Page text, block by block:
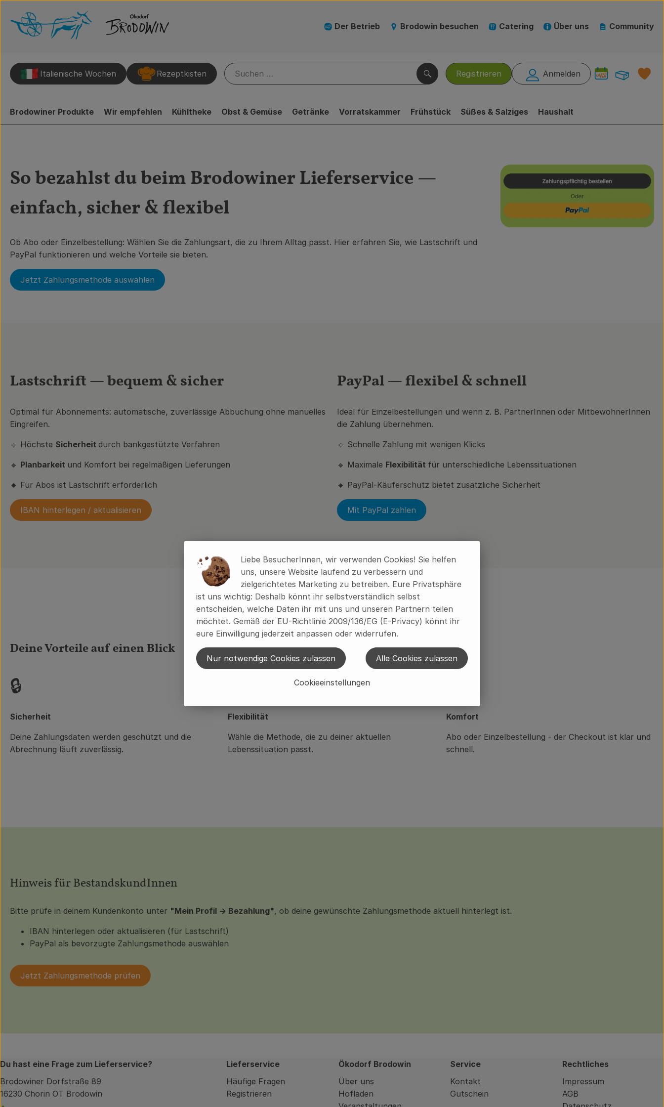
Der Betrieb Brodowin besuchen Catering Über uns Community
Registrieren Anmelden
Suchen
Italienische Wochen Rezeptkisten
Brodowiner Produkte Wir empfehlen Kühltheke Obst & Gemüse Getränke Vorratskammer Frühstück Süßes & Salziges Haushalt
So bezahlst du beim Brodowiner Lieferservice —
einfach, sicher & flexibel
Ob Abo oder Einzelbestellung: Wählen Sie die Zahlungsart, die zu Ihrem Alltag passt. Hier erfahren Sie, wie Lastschrift und
PayPal funktionieren und welche Vorteile sie bieten.
Jetzt Zahlungsmethode auswählen
Lastschrift — bequem & sicher
Optimal für Abonnements: automatische, zuverlässige Abbuchung ohne manuelles
Eingreifen.
🔸 Höchste Sicherheit durch bankgestützte Verfahren
🔸 Planbarkeit und Komfort bei regelmäßigen Lieferungen
🔸 Für Abos ist Lastschrift erforderlich
IBAN hinterlegen / aktualisieren
PayPal — flexibel & schnell
Ideal für Einzelbestellungen und wenn z. B. PartnerInnen oder MitbewohnerInnen
die Zahlung übernehmen.
🔹 Schnelle Zahlung mit wenigen Klicks
🔹 Maximale Flexibilität für unterschiedliche Lebenssituationen
🔹 PayPal-Käuferschutz bietet zusätzliche Sicherheit
Mit PayPal zahlen
Deine Vorteile auf einen Blick
🔒
Sicherheit
Deine Zahlungsdaten werden geschützt und die
Abrechnung läuft zuverlässig.
Flexibilität
Wähle die Methode, die zu deiner aktuellen
Lebenssituation passt.
Komfort
Abo oder Einzelbestellung - der Checkout ist klar und
schnell.
Hinweis für BestandskundInnen
Bitte prüfe in deinem Kundenkonto unter "Mein Profil -> Bezahlung", ob deine gewünschte Zahlungsmethode aktuell hinterlegt ist.
IBAN hinterlegen oder aktualisieren (für Lastschrift)
PayPal als bevorzugte Zahlungsmethode auswählen
Jetzt Zahlungsmethode prüfen
Du hast eine Frage zum Lieferservice?
Brodowiner Dorfstraße 89
16230 Chorin OT Brodowin
Lieferservice
Häufige Fragen
Registrieren
Ökodorf Brodowin
Über uns
Hofladen
Service
Kontakt
Gutschein
Rechtliches
Impressum
AGB
Liebe BesucherInnen, wir verwenden Cookies! Sie helfen
uns, unsere Website laufend zu verbessern und
zielgerichtetes Marketing zu betreiben. Eure Privatsphäre
ist uns wichtig: Deshalb könnt ihr selbstverständlich selbst
entscheiden, welche Daten ihr mit uns und unseren Partnern teilen
möchtet. Gemäß der EU-Richtlinie 2009/136/EG (E-Privacy) könnt ihr
eure Einwilligung jederzeit anpassen oder widerrufen.
Cookieeinstellungen
Nur notwendige Cookies zulassen Alle Cookies zulassen